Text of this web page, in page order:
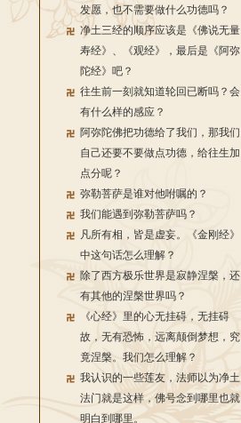
发愿，也不需要做什么功德吗？
净土三经的顺序应该是《佛说无量
寿经》、《观经》，最后是《阿弥
陀经》吧？
往生前一刻就知道轮回已断吗？会
有什么样的感应？
阿弥陀佛把功德给了我们，那我们
自己还要不要做点功德，给往生加
点分呢？
弥勒菩萨是谁对他咐嘱的？
我们能遇到弥勒菩萨吗？
凡所有相，皆是虚妄。《金刚经》
中这句话怎么理解？
除了西方极乐世界是寂静涅槃，还
有其他的涅槃世界吗？
《心经》里的心无挂碍，无挂碍
故，无有恐怖，远离颠倒梦想，究
竟涅槃。我们怎么理解？
我认识的一些莲友，法师以为净土
法门就是这样，佛号念到哪里也就
明白到哪里。